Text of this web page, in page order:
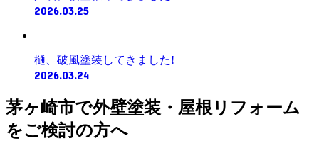
2026.03.25
樋、破風塗装してきました!
2026.03.24
茅ヶ崎市で外壁塗装・屋根リフォーム
をご検討の方へ